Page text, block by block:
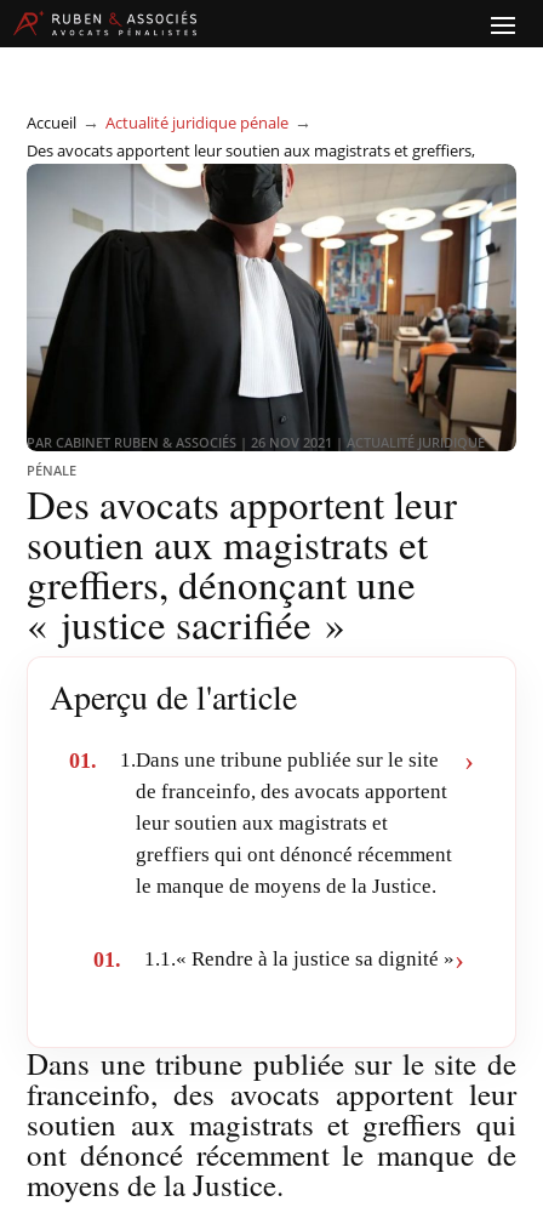
Accueil → Actualité juridique pénale →
Des avocats apportent leur soutien aux magistrats et greffiers,
dénonçant une « justice sacrifiée »
PARCABINET RUBEN & ASSOCIÉS |26 NOV 2021 |ACTUALITÉ JURIDIQUE
PÉNALE
Des avocats apportent leur
soutien aux magistrats et
greffiers, dénonçant une
« justice sacrifiée »
Aperçu de l'article
1.Dans une tribune publiée sur le site
de franceinfo, des avocats apportent
leur soutien aux magistrats et
greffiers qui ont dénoncé récemment
le manque de moyens de la Justice.
1.1.« Rendre à la justice sa dignité »
Dans une tribune publiée sur le site de
franceinfo, des avocats apportent leur
soutien aux magistrats et greffiers qui
ont dénoncé récemment le manque de
moyens de la Justice.